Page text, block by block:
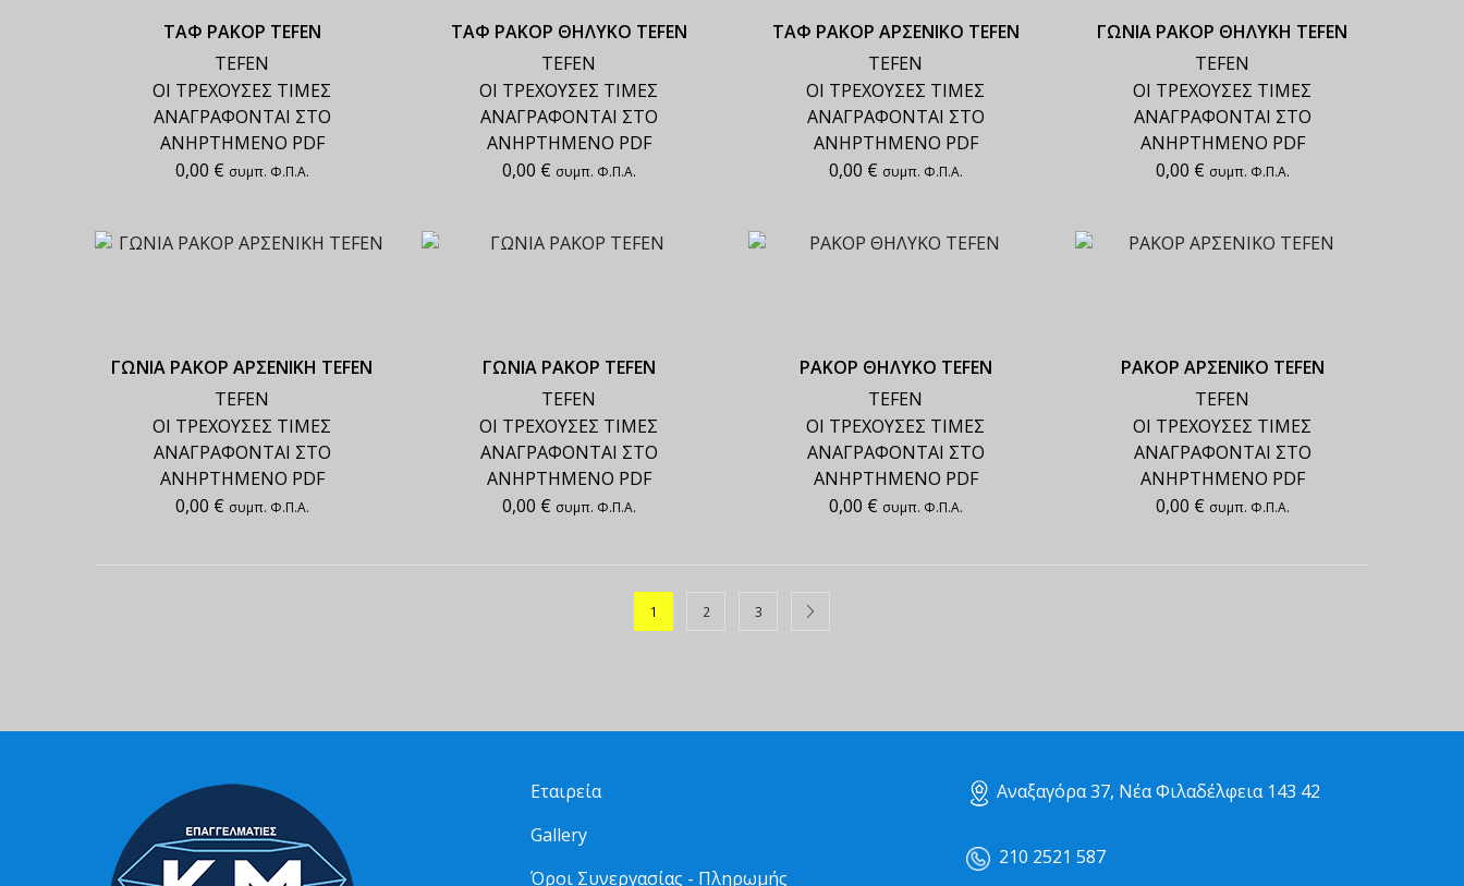
ΤΑΦ ΡΑΚΟΡ TEFEN
TEFEN
ΟΙ ΤΡΕΧΟΥΣΕΣ ΤΙΜΕΣ
ΑΝΑΓΡΑΦΟΝΤΑΙ ΣΤΟ
ΑΝΗΡΤΗΜΕΝΟ PDF
0,00 € συμπ. Φ.Π.Α.
ΤΑΦ ΡΑΚΟΡ ΘΗΛΥΚΟ TEFEN
TEFEN
ΟΙ ΤΡΕΧΟΥΣΕΣ ΤΙΜΕΣ
ΑΝΑΓΡΑΦΟΝΤΑΙ ΣΤΟ
ΑΝΗΡΤΗΜΕΝΟ PDF
0,00 € συμπ. Φ.Π.Α.
ΤΑΦ ΡΑΚΟΡ ΑΡΣΕΝΙΚΟ TEFEN
TEFEN
ΟΙ ΤΡΕΧΟΥΣΕΣ ΤΙΜΕΣ
ΑΝΑΓΡΑΦΟΝΤΑΙ ΣΤΟ
ΑΝΗΡΤΗΜΕΝΟ PDF
0,00 € συμπ. Φ.Π.Α.
ΓΩΝΙΑ ΡΑΚΟΡ ΘΗΛΥΚΗ TEFEN
TEFEN
ΟΙ ΤΡΕΧΟΥΣΕΣ ΤΙΜΕΣ
ΑΝΑΓΡΑΦΟΝΤΑΙ ΣΤΟ
ΑΝΗΡΤΗΜΕΝΟ PDF
0,00 € συμπ. Φ.Π.Α.
ΓΩΝΙΑ ΡΑΚΟΡ ΑΡΣΕΝΙΚΗ TEFEN
TEFEN
ΟΙ ΤΡΕΧΟΥΣΕΣ ΤΙΜΕΣ
ΑΝΑΓΡΑΦΟΝΤΑΙ ΣΤΟ
ΑΝΗΡΤΗΜΕΝΟ PDF
0,00 € συμπ. Φ.Π.Α.
ΓΩΝΙΑ ΡΑΚΟΡ TEFEN
TEFEN
ΟΙ ΤΡΕΧΟΥΣΕΣ ΤΙΜΕΣ
ΑΝΑΓΡΑΦΟΝΤΑΙ ΣΤΟ
ΑΝΗΡΤΗΜΕΝΟ PDF
0,00 € συμπ. Φ.Π.Α.
ΡΑΚΟΡ ΘΗΛΥΚΟ TEFEN
TEFEN
ΟΙ ΤΡΕΧΟΥΣΕΣ ΤΙΜΕΣ
ΑΝΑΓΡΑΦΟΝΤΑΙ ΣΤΟ
ΑΝΗΡΤΗΜΕΝΟ PDF
0,00 € συμπ. Φ.Π.Α.
ΡΑΚΟΡ ΑΡΣΕΝΙΚΟ TEFEN
TEFEN
ΟΙ ΤΡΕΧΟΥΣΕΣ ΤΙΜΕΣ
ΑΝΑΓΡΑΦΟΝΤΑΙ ΣΤΟ
ΑΝΗΡΤΗΜΕΝΟ PDF
0,00 € συμπ. Φ.Π.Α.
1 2 3
Εταιρεία
Gallery
Όροι Συνεργασίας - Πληρωμής
Αναξαγόρα 37, Νέα Φιλαδέλφεια 143 42
210 2521 587